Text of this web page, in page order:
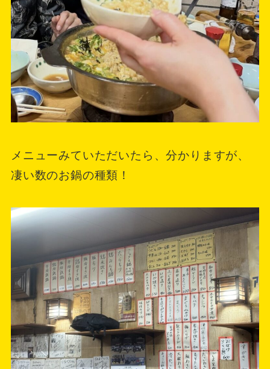
メニューみていただいたら、分かりますが、
凄い数のお鍋の種類！